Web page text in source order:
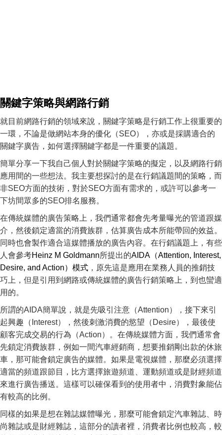
關鍵字策略與網路行銷
就目前網路行銷的領域來說，關鍵字策略是行銷工作上很重要的
一環，不論是做網站本身的優化（SEO），亦或是採購適合的
關鍵字廣告，如何選擇關鍵字都是一件重要的議題。
簡單分享一下我自己個人對於關鍵字策略的擬定，以及網路行銷
應用間的一些想法。我主要想探討的是在行銷議題間的策略，而
非SEO方面的技術，對於SEO方面有需求的，或許可以參考一
下坊間眾多的SEO排名服務。
在傳統媒體的廣告策略上，我們通常都會先考量曝光的管道跟媒
介，然後鎖定適當的消費族群，估算廣告成本所能帶回的效益。
同時也會製作適合這媒體播放的廣告內容。在行銷議題上，有些
人會參考Heinz M Goldmann所提出的AIDA（Attention, Interest,
Desire, and Action）模式 ，原先這是應用在業務人員的推銷技
巧上，但是引用到網路或傳統媒體的廣告行銷策略上，到也蠻適
用的。
所謂的AIDA簡單說，就是先吸引注意（Attention），接下來引
起興趣（Interest），然後刺激消費的慾望（Desire），最後使
顧客完成交易的行為（Action）。在傳統媒體方面，我們通常會
先鎖定消費族群，例如一間汽車經銷商，想要推銷剛出款的休旅
車，那可能會鎖定廣告的媒體。如果是電視媒體，那麼必須選擇
適當的頻道跟節目，比方選擇旅遊頻道、運動頻道或是財經頻道
來進行廣告播送。這樣可以確保看到的使用者中，消費對象能佔
有較高的比例。
同樣的如果是想在雜誌媒體曝光，那麼可能會鎖定汽車雜誌、時
尚雜誌或是財經雜誌，這部分的讀者裡，消費者比例也較高，較